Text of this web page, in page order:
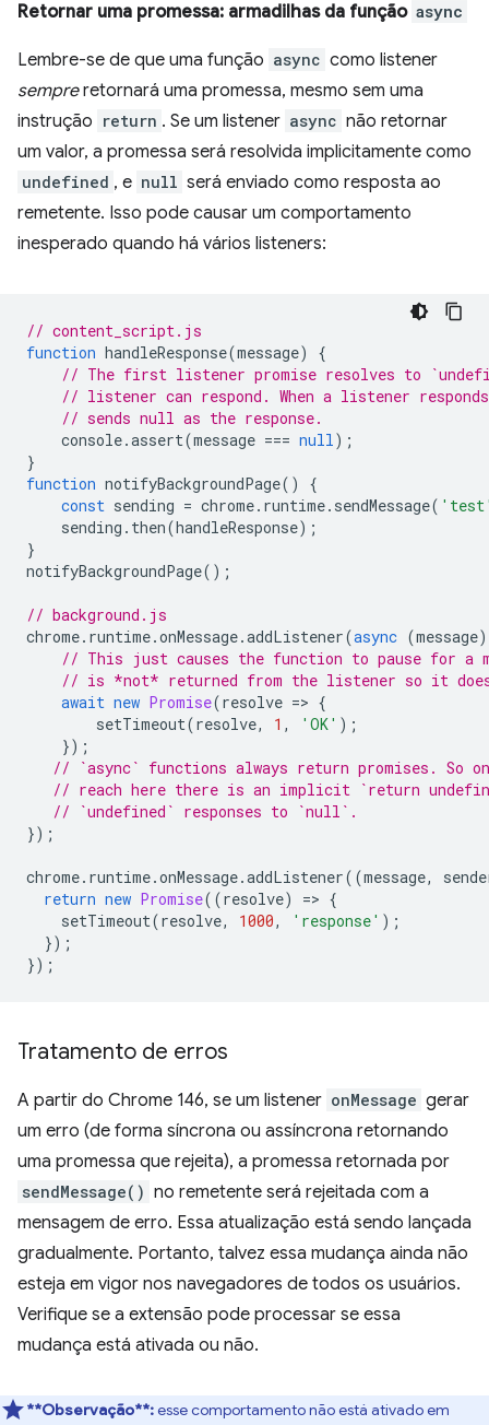
Retornar uma promessa: armadilhas da função async
Lembre-se de que uma função async como listener
sempreretornará uma promessa, mesmo sem uma
instrução return . Se um listener async não retornar
um valor, a promessa será resolvida implicitamente como
undefined , e null será enviado como resposta ao
remetente. Isso pode causar um comportamento
inesperado quando há vários listeners:
// content_script.js
function handleResponse(message)
{
// The first listener promise resolves to
// listener can respond. When a listener
// sends null as the response.
console.assert(message === null);
}
function notifyBackgroundPage()
{
const sending = chrome. runtime. sendMessage(
sending . then(handleResponse);
}
notifyBackgroundPage();
// background.js
chrome. runtime.onMessage.addListener(async (message)
// This just causes the function to pause for a
// is *not* returned from the listener so it
await new Promise(resolve => {
setTimeout(resolve, 1 , 'OK' );
});
// `async` functions always return promises. So
// reach here there is an implicit `return
// `undefined` responses to `null`.
});
chrome. runtime.onMessage.addListener((message,
return new Promise((resolve) => {
setTimeout(resolve, 1000, 'response' );
});
});
Tratamento de erros
A partir do Chrome 146, se um listener onMessage gerar
um erro (de forma síncrona ou assíncrona retornando
uma promessa que rejeita), a promessa retornada por
sendMessage() no remetente será rejeitada com a
mensagem de erro. Essa atualização está sendo lançada
gradualmente. Portanto, talvez essa mudança ainda não
esteja em vigor nos navegadores de todos os usuários.
Verifique se a extensão pode processar se essa
mudança está ativada ou não.
**Observação**:esse comportamento não está ativado em